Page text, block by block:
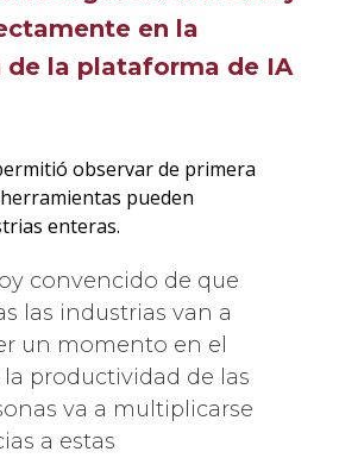
en la
de la plataforma de IA
observar de primera
pueden
enteras.
convencido de que
las industrias van a
un momento en el
la productividad de las
va a multiplicarse
a estas